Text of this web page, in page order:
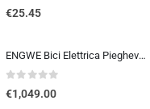
0out of 5
€25.45
ENGWE Bici Elettrica Pieghevole, Bicicletta Elettrica da 48V 13Ah Batteria Rimovibile, Autonomia di 50-120 km E-bike，20″×4.0″ Fat Tire 7 Velocità ebike da per Ogni Terreno
0out of 5
€1,049.00